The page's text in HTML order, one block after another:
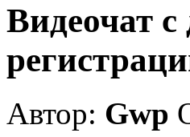
Видеочат
Автор: Gwp